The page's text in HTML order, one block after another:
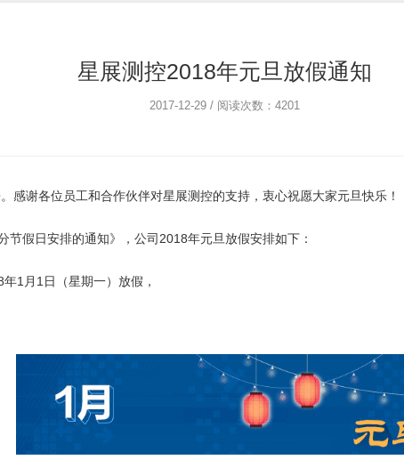
星展测控2018年元旦放假通知
2017-12-29 / 阅读次数：4201
感谢各位员工和合作伙伴对星展测控的支持，衷心祝愿大家元旦快乐！
节假日安排的通知》，公司2018年元旦放假安排如下：
1月1日（星期一）放假，